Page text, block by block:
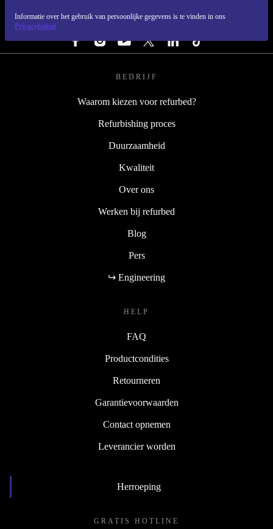
Informatie over het gebruik van persoonlijke gegevens is te vinden in ons
Privacybeleid
VOLG ONS
BEDRIJF
Waarom kiezen voor refurbed?
Refurbishing proces
Duurzaamheid
Kwaliteit
Over ons
Werken bij refurbed
Blog
Pers
↪ Engineering
HELP
FAQ
Productcondities
Retourneren
Garantievoorwaarden
Contact opnemen
Leverancier worden
Herroeping
GRATIS HOTLINE